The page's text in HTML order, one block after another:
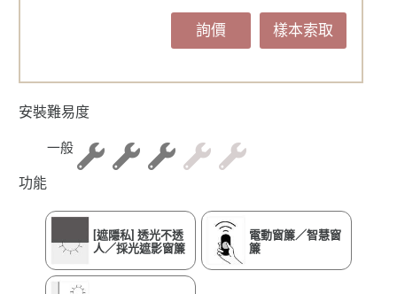
詢價 樣本索取
安裝難易度
一般
功能
[遮隱私] 透光不透
人／採光遮影窗簾
電動窗簾／智慧窗
簾